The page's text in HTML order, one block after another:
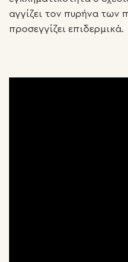
αγγίζει τον πυρήνα των
προσεγγίζει επιδερμικά.